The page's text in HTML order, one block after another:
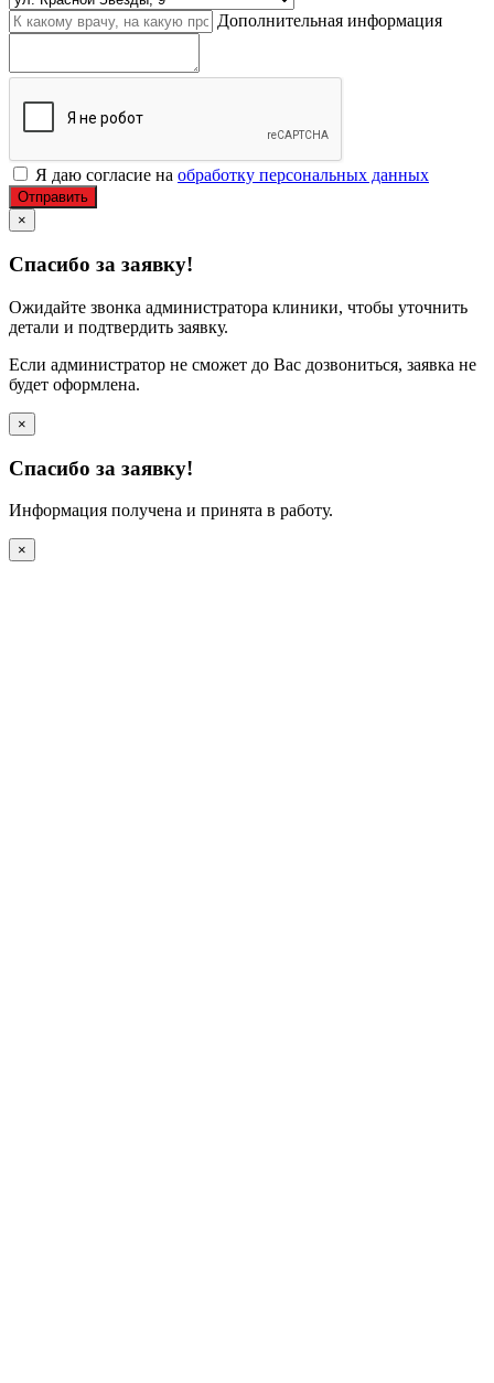
Дополнительная информация
Я даю согласие на обработку персональных данных
Отправить
×
Спасибо за заявку!
Ожидайте звонка администратора клиники, чтобы уточнить
детали и подтвердить заявку.
Если администратор не сможет до Вас дозвониться, заявка не
будет оформлена.
×
Спасибо за заявку!
Информация получена и принята в работу.
×